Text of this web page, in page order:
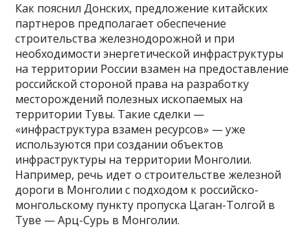
Как пояснил Донских, предложение китайских
партнеров предполагает обеспечение
строительства железнодорожной и при
необходимости энергетической инфраструктуры
на территории России взамен на предоставление
российской стороной права на разработку
месторождений полезных ископаемых на
территории Тувы. Такие сделки —
«инфраструктура взамен ресурсов» — уже
используются при создании объектов
инфраструктуры на территории Монголии.
Например, речь идет о строительстве железной
дороги в Монголии с подходом к российско-
монгольскому пункту пропуска Цаган-Толгой в
Туве — Арц-Сурь в Монголии.